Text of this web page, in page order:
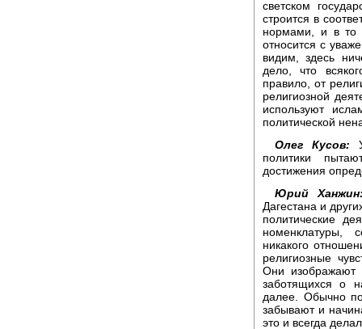
светском
строится в
нормами, и в то
относится с
видим, здесь
дело, что
правило, от
религиозной
используют
политической
Олег Кусов:
политики
достижения
Юрий
Дагестана и
политические
номенклатуры,
никакого
религиозные
Они изображают
заботящихся о
далее. Обычно
забывают и
это и всегда